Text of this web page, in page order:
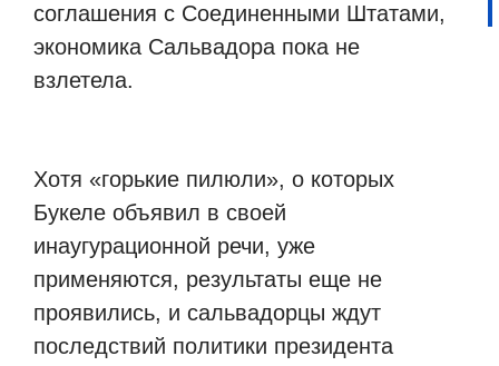
соглашения с Соединенными Штатами,
экономика Сальвадора пока не
взлетела.
Хотя «горькие пилюли», о которых
Букеле объявил в своей
инаугурационной речи, уже
применяются, результаты еще не
проявились, и сальвадорцы ждут
последствий политики президента